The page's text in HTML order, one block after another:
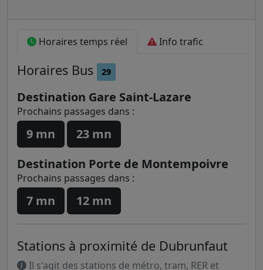
Horaires temps réel Info trafic
Horaires Bus 29
Destination Gare Saint-Lazare
Prochains passages dans :
9 mn
23 mn
Destination Porte de Montempoivre
Prochains passages dans :
7 mn 12 mn
Stations à proximité de Dubrunfaut
Il s'agit des stations de métro, tram, RER et